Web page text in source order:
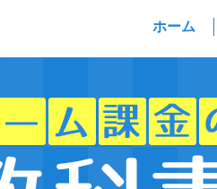
ホーム